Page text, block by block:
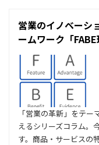
営業のイノベーシ
ームワーク「FABE
「営業の革新」をテ
えるシリーズコラム。
す。商品・サービスの